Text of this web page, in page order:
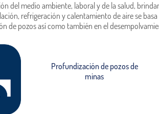
del medio ambiente, laboral y de la salud,
refrigeración y calentamiento de aire se
de pozos así como también en el
Profundización de pozos de
minas